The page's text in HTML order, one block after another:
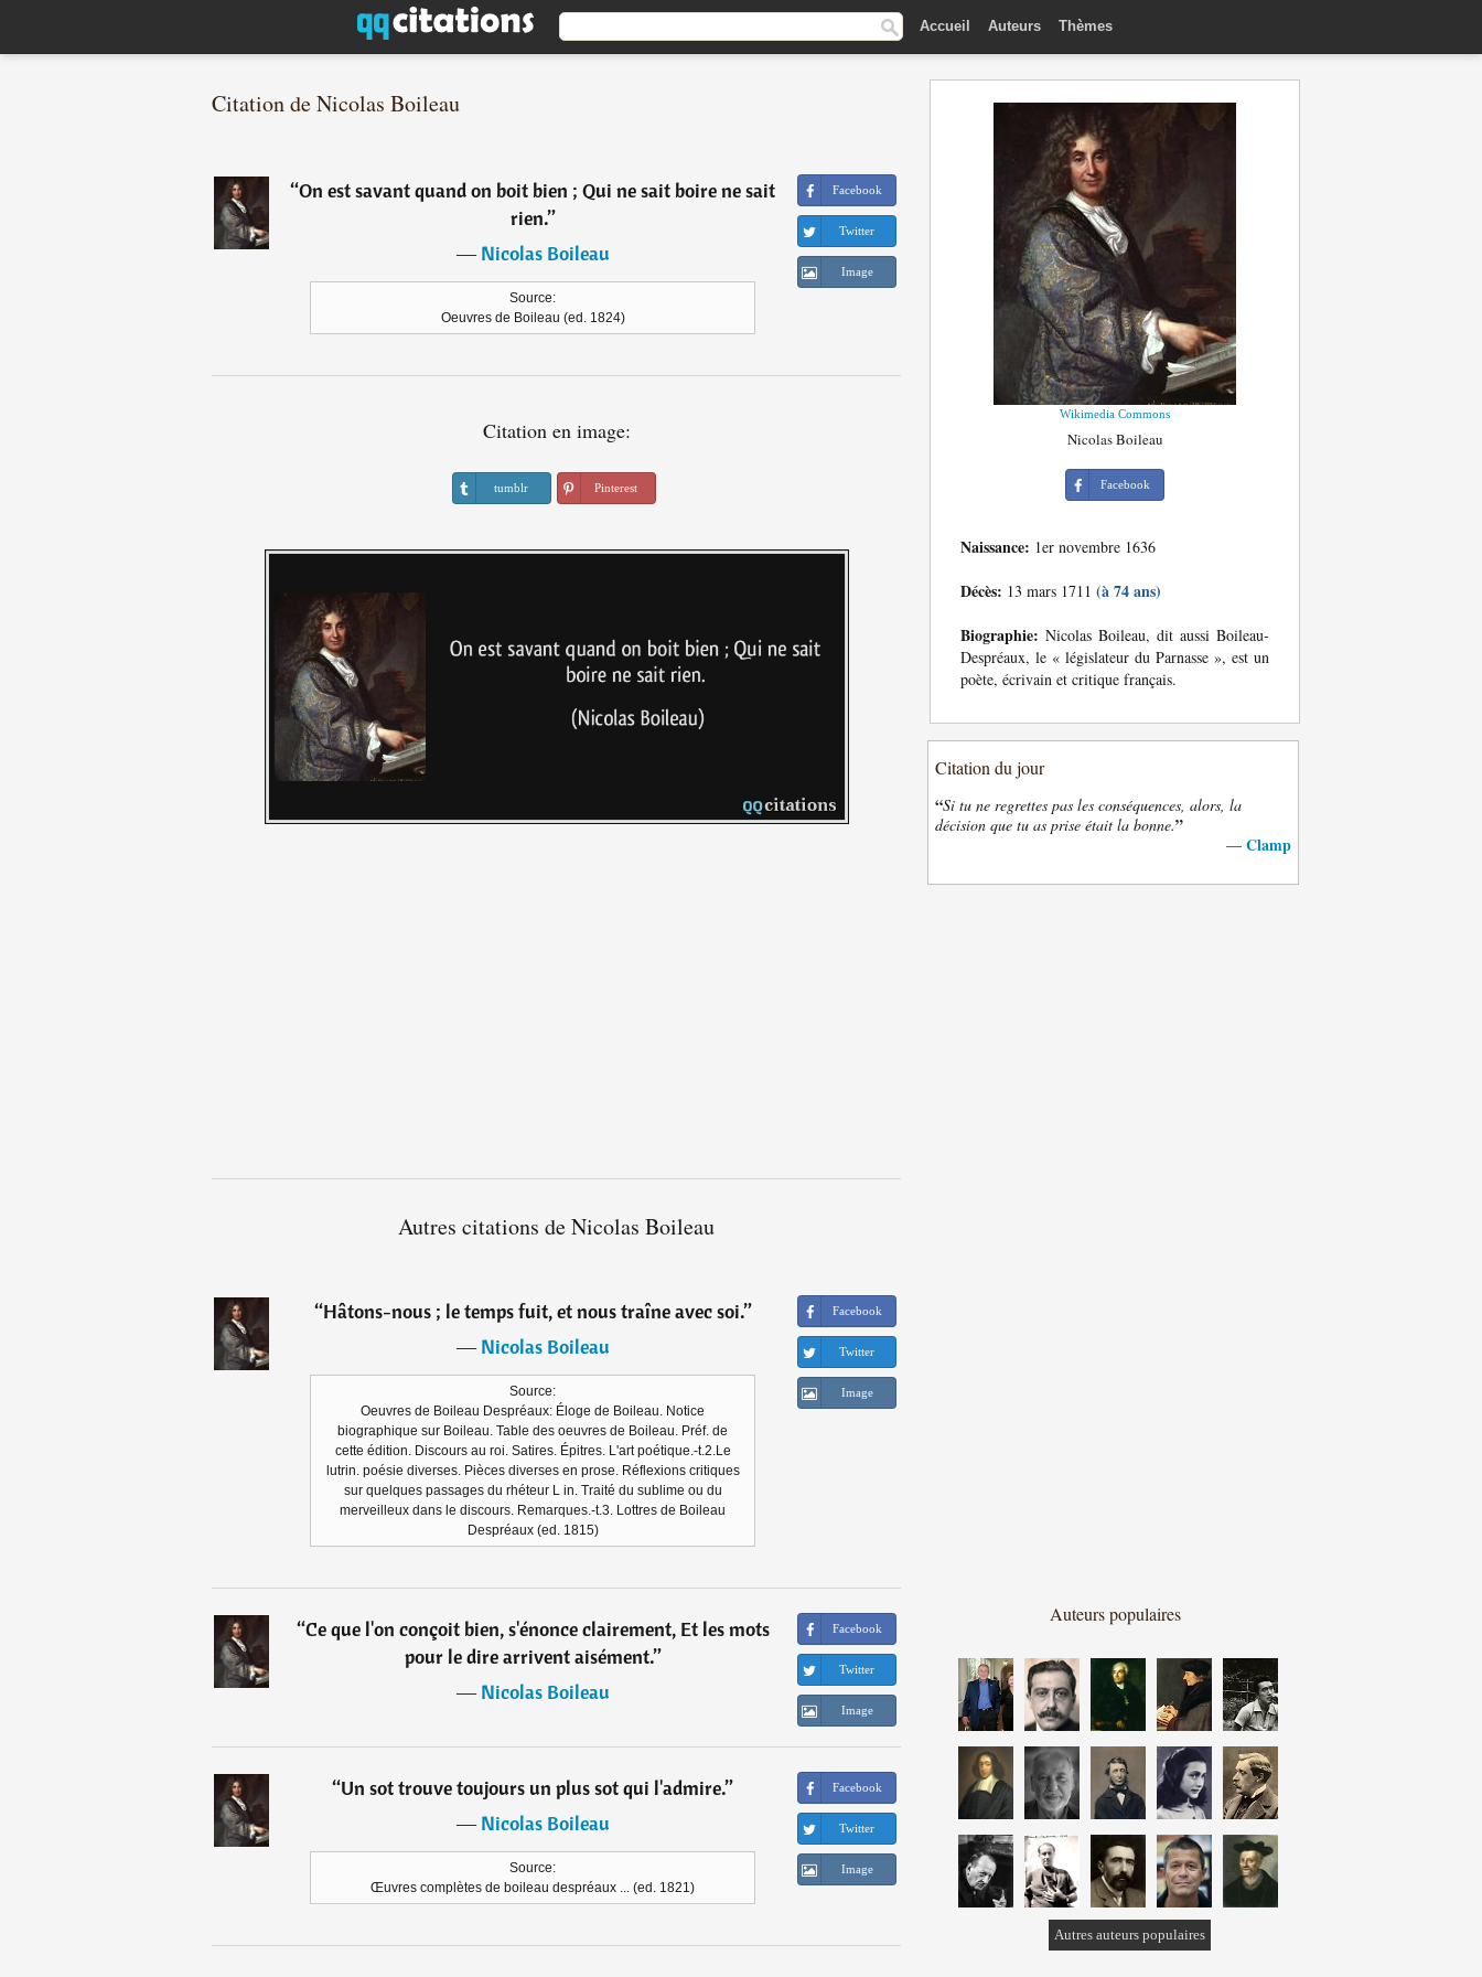
Accueil Auteurs Thèmes
Citation de Nicolas Boileau
“On est savant quand on boit bien ; Qui ne sait boire ne sait
rien.”
―Nicolas Boileau
Source:
Oeuvres de Boileau (ed. 1824)
Facebook
Twitter
Image
Citation en image:
tumblr Pinterest
Autres citations de Nicolas Boileau
“Hâtons-nous ; le temps fuit, et nous traîne avec soi.”
―Nicolas Boileau
Source:
Oeuvres de Boileau Despréaux: Éloge de Boileau. Notice
biographique sur Boileau. Table des oeuvres de Boileau. Préf. de
cette édition. Discours au roi. Satires. Épitres. L'art poétique.-t.2.Le
lutrin. poésie diverses. Pièces diverses en prose. Réflexions critiques
sur quelques passages du rhéteur L in. Traité du sublime ou du
merveilleux dans le discours. Remarques.-t.3. Lottres de Boileau
Despréaux (ed. 1815)
Facebook
Twitter
Image
“Ce que l'on conçoit bien, s'énonce clairement, Et les mots
pour le dire arrivent aisément.”
―Nicolas Boileau
Facebook
Twitter
Image
“Un sot trouve toujours un plus sot qui l'admire.”
―Nicolas Boileau
Source:
Œuvres complètes de boileau despréaux ... (ed. 1821)
Facebook
Twitter
Image
Wikimedia Commons
Nicolas Boileau
Facebook
Naissance: 1er novembre 1636
Décès: 13 mars 1711 (à 74 ans)
Biographie: Nicolas Boileau, dit aussi Boileau-
Despréaux, le « législateur du Parnasse », est un
poète, écrivain et critique français.
Citation du jour
“Si tu ne regrettes pas les conséquences, alors, la
décision que tu as prise était la bonne.”
— Clamp
Auteurs populaires
Autres auteurs populaires